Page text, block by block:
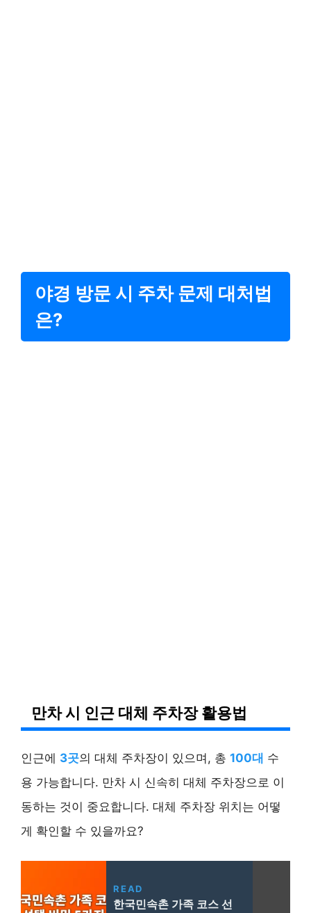
야경 방문 시 주차 문제 대처법
은?
만차 시 인근 대체 주차장 활용법
인근에 3곳의 대체 주차장이 있으며, 총 100대 수
용 가능합니다. 만차 시 신속히 대체 주차장으로 이
동하는 것이 중요합니다. 대체 주차장 위치는 어떻
게 확인할 수 있을까요?
READ
한국민속촌 가족 코스 선